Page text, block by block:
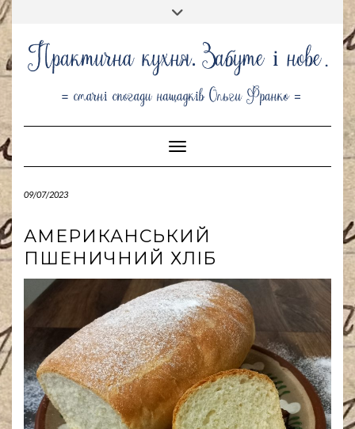
Skip
to
Toggle
Toggle Navigation
09/07/2023
АМЕРИКАНСЬКИЙ
ПШЕНИЧНИЙ ХЛІБ